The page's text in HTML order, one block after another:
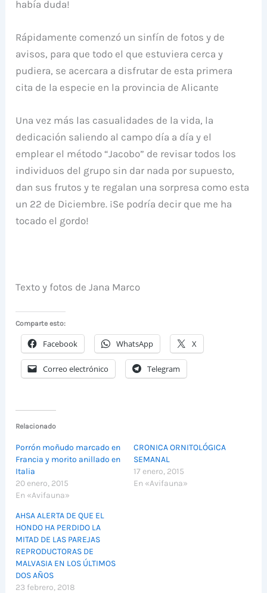
había duda!
Rápidamente comenzó un sinfín de fotos y de
avisos, para que todo el que estuviera cerca y
pudiera, se acercara a disfrutar de esta primera
cita de la especie en la provincia de Alicante
Una vez más las casualidades de la vida, la
dedicación saliendo al campo día a día y el
emplear el método “Jacobo” de revisar todos los
individuos del grupo sin dar nada por supuesto,
dan sus frutos y te regalan una sorpresa como esta
un 22 de Diciembre. ¡Se podría decir que me ha
tocado el gordo!
Texto y fotos de Jana Marco
Comparte esto:
Facebook WhatsApp X
Correo electrónico Telegram
Relacionado
Porrón moñudo marcado en
Francia y morito anillado en
Italia
20 enero, 2015
En «Avifauna»
CRONICA ORNITOLÓGICA
SEMANAL
17 enero, 2015
En «Avifauna»
AHSA ALERTA DE QUE EL
HONDO HA PERDIDO LA
MITAD DE LAS PAREJAS
REPRODUCTORAS DE
MALVASIA EN LOS ÚLTIMOS
DOS AÑOS
23 febrero, 2018